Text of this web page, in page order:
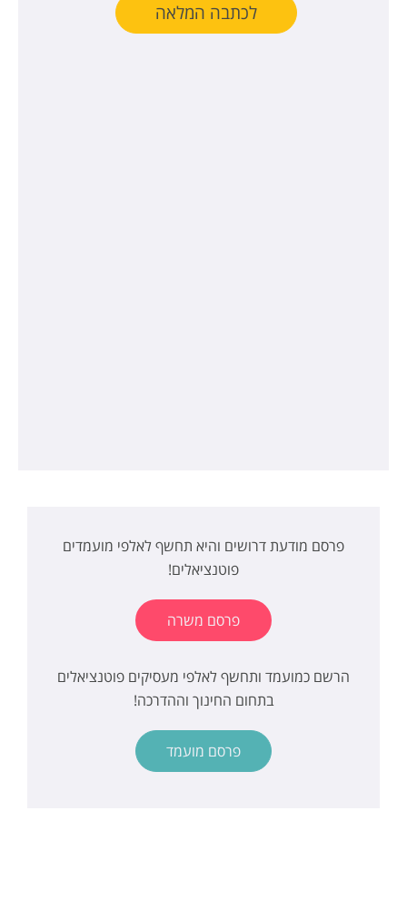
לכתבה המלאה
פרסם מודעת דרושים והיא תחשף לאלפי מועמדים
פוטנציאלים!
פרסם משרה
הרשם כמועמד ותחשף לאלפי מעסיקים פוטנציאלים
בתחום החינוך וההדרכה!
פרסם מועמד